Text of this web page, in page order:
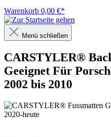
Warenkorb 0,00 €*
Menü schließen
CARSTYLER®
Geeignet Für
2002 bis 2010